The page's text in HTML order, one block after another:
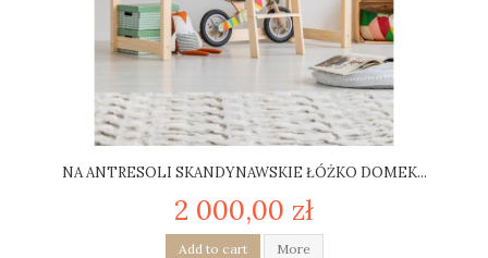
NA ANTRESOLI SKANDYNAWSKIE ŁÓŻKO DOMEK...
2 000,00 zł
Add to cart More